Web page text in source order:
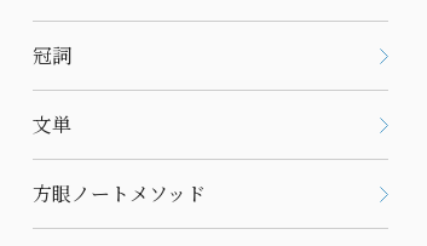
冠詞
文単
方眼ノートメソッド